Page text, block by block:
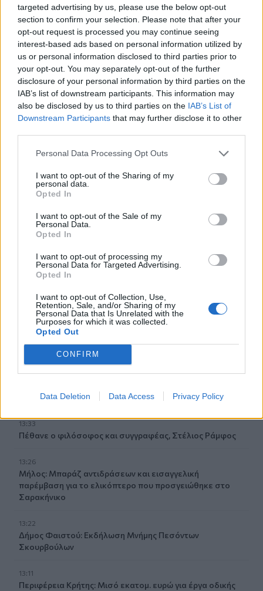
targeted advertising by us, please use the below opt-out
section to confirm your selection. Please note that after your
opt-out request is processed you may continue seeing
interest-based ads based on personal information utilized by
us or personal information disclosed to third parties prior to
your opt-out. You may separately opt-out of the further
disclosure of your personal information by third parties on the
IAB’s list of downstream participants. This information may
also be disclosed by us to third parties on the IAB’s List of
Downstream Participants that may further disclose it to other
Personal Data Processing Opt Outs
I want to opt-out of the Sharing of my
personal data.
Opted In
I want to opt-out of the Sale of my
Personal Data.
Opted In
I want to opt-out of processing my
Personal Data for Targeted Advertising.
Opted In
I want to opt-out of Collection, Use,
Retention, Sale, and/or Sharing of my
Personal Data that Is Unrelated with the
Purposes for which it was collected.
Opted Out
CONFIRM
Data Deletion Data Access Privacy Policy
Γίνε ο ρεπόρτερ του CRETALIVE
ΣΤΕΊΛΕ ΤΗΝ ΕΊΔΗΣΗ
Ροή ειδήσεων
Φυσικό αέριο: Συναγερμός στην Ευρώπη - Χαμηλά τα
13:49
πανηγυρίζοντας γκολ που εν τέλει ακυρώθηκε - Βίντεο
ΓΕΕΘΑ: Υπεγράφη το Κοινό Σχέδιο Δράσης Ελλάδας –
Κύπρου – Ιορδανίας για το 2026
13:38
Συνταγή για γαρίδες tempura με κρούστα καρύδας
13:35
κτηνιατρική φροντίδα!
13:33
Πέθανε ο φιλόσοφος και συγγραφέας, Στέλιος Ράμφος
13:26
Μήλος: Μπαράζ αντιδράσεων και εισαγγελική
παρέμβαση για το ελικόπτερο που προσγειώθηκε στο
Σαρακήνικο
13:22
Δήμος Φαιστού: Εκδήλωση Μνήμης Πεσόντων
Σκουρβούλων
13:11
Περιφέρεια Κρήτης: Μισό εκατομ. ευρώ για έργα οδικής